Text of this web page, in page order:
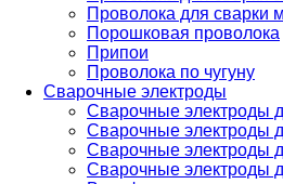
Проволока для сварки
Порошковая проволока
Припои
Проволока по чугуну
Сварочные электроды
Сварочные электроды
Сварочные электроды
Сварочные электроды
Сварочные электроды